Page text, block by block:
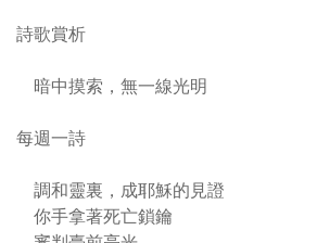
詩歌賞析
暗中摸索，無一線光明
每週一詩
調和靈裏，成耶穌的見證
你手拿著死亡鎖鑰